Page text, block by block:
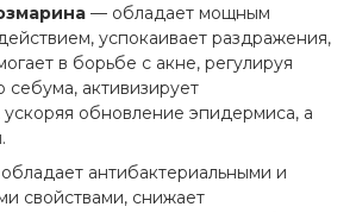
— обладает мощным
успокаивает раздражения,
в борьбе с акне, регулируя
себума, активизирует
обновление эпидермиса, а
антибактериальными и
свойствами, снижает